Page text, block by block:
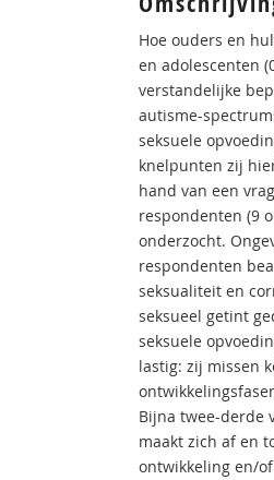
Hoe ouders en
en adolescenten
verstandelijke
autisme-
seksuele
knelpunten zij
hand van een
respondenten (9
onderzocht.
respondenten
seksualiteit en
seksueel getint
seksuele
lastig: zij missen
Bijna twee-derde
maakt zich af en
ontwikkeling en/